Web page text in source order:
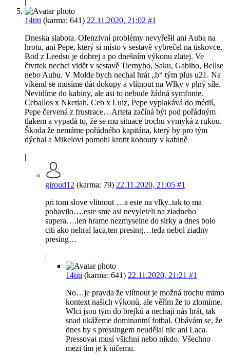
14titi (karma: 641) 22.11.2020, 21:02 #1
Dneska slabota. Ofenzivní problémy nevyřešil ani Auba na
hrotu, ani Pepe, který si místo v sestavě vybrečel na tiskovce.
Bod z Leedsu je dobrej a po dnešním výkonu zlatej. Ve
čtvrtek nechci vidět v sestavě Tiernyho, Saku, Gabiho, Bellse
nebo Aubu. V Molde bych nechal hrát „b“ tým plus u21. Na
víkend se musíme dát dokupy a vlítnout na Wlky v plný síle.
Nevidíme do kabiny, ale asi to nebude žádná symfonie.
Ceballos x Nketiah, Ceb x Luiz, Pepe vyplakává do médií,
Pepe červená z frustrace…Arteta začíná být pod pořádným
tlakem a vypadá to, že se mu situace trochu vymyká z rukou.
Škoda že nemáme pořádného kapitána, který by pro tým
dýchal a Mikelovi pomohl krotit kohouty v kabině
|
giroud12 (karma: 79) 22.11.2020, 21:05 #1
pri tom slove vlitnout …a este na vlky..tak to ma
pobavilo….este sme asi nevyleteli na ziadneho
supera….len hrame nezmyselne do sirky a dnes bolo
citi ako nehral laca,ten presing…teda nebol ziadny
presing…
|
14titi (karma: 641) 22.11.2020, 21:21 #1
No…je pravda že vlítnout je možná trochu mimo
kontext našich výkonů, ale věřím že to zlomíme.
Wlci jsou tým do brejků a nechají nás hrát, tak
snad ukážeme dominantní fotbal. Obávám se, že
dnes by s pressingem neudělal nic ani Laca.
Pressovat musí všichni nebo nikdo. Všechno
mezi tím je k ničemu.